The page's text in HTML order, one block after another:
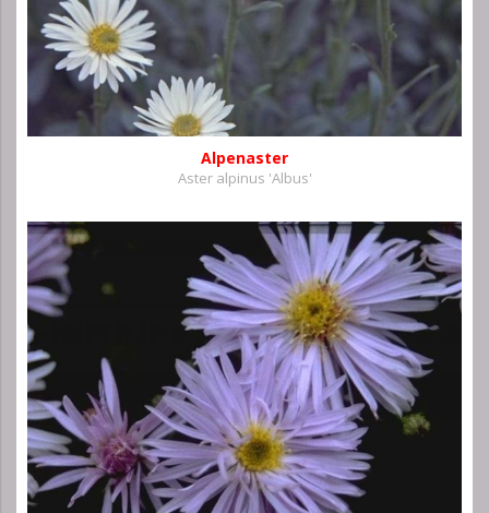
Alpenaster
Aster alpinus 'Albus'